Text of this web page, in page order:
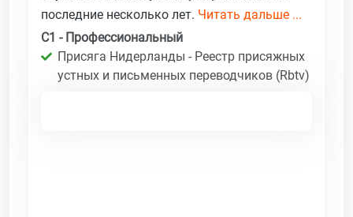
последние несколько лет. Читать дальше ...
C1 - Профессиональный
Присяга Нидерланды - Реестр присяжных
устных и письменных переводчиков (Rbtv)